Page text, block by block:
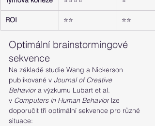
ROI ⭐⭐ ⭐⭐
Optimální brainstormingové
sekvence
Na základě studie Wang a Nickerson
publikované v Journal of Creative
Behavior a výzkumu Lubart et al.
v Computers in Human Behavior lze
doporučit tři optimální sekvence pro různé
situace: